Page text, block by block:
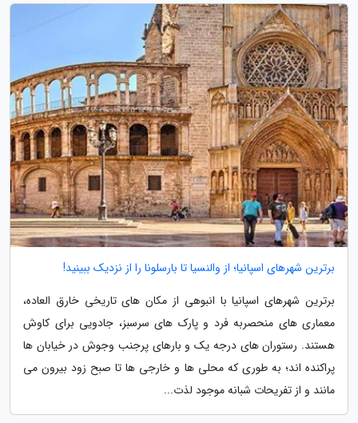
برترین شهرهای اسپانیا؛ از والنسیا تا بارسلونا را از نزدیک ببینید!
برترین شهرهای اسپانیا با انبوهی از مکان های تاریخی خارق العاده،
معماری های منحصربه فرد و پارک های سرسبز، جادویی برای کاوش
هستند. رستوران های درجه یک و بارهای پرجنب وجوش در خیابان ها
پراکنده اند؛ به طوری که محلی ها و خارجی ها تا صبح زود بیرون می
مانند و از تفریحات شبانه موجود لذت...